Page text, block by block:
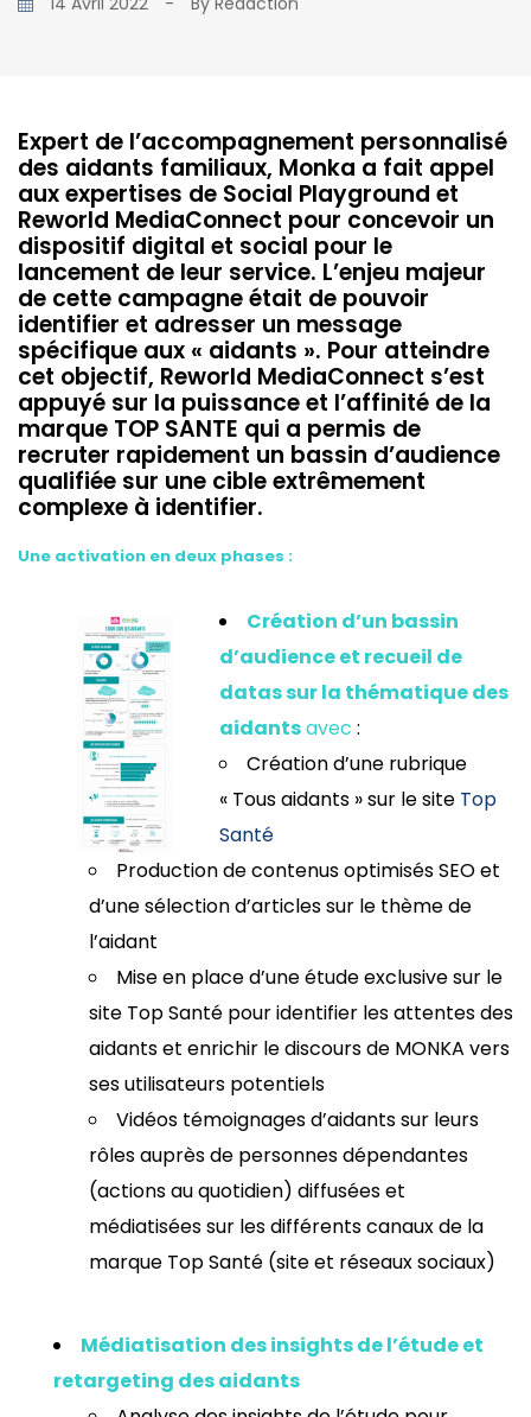
Expert de l’accompagnement personnalisé
des aidants familiaux, Monka a fait appel
aux expertises de Social Playground et
Reworld MediaConnect pour concevoir un
dispositif digital et social pour le
lancement de leur service. L’enjeu majeur
de cette campagne était de pouvoir
identifier et adresser un message
spécifique aux « aidants ». Pour atteindre
cet objectif, Reworld MediaConnect s’est
appuyé sur la puissance et l’affinité de la
marque TOP SANTE qui a permis de
recruter rapidement un bassin d’audience
qualifiée sur une cible extrêmement
complexe à identifier.
Une activation en deux phases :
Création d’un bassin
d’audience et recueil de
datas sur la thématique des
aidantsavec :
Création d’une rubrique
« Tous aidants » sur le site Top
Santé
Production de contenus optimisés SEO et
d’une sélection d’articles sur le thème de
l’aidant
Mise en place d’une étude exclusive sur le
site Top Santé pour identifier les attentes des
aidants et enrichir le discours de MONKA vers
ses utilisateurs potentiels
Vidéos témoignages d’aidants sur leurs
rôles auprès de personnes dépendantes
(actions au quotidien) diffusées et
médiatisées sur les différents canaux de la
marque Top Santé (site et réseaux sociaux)
Médiatisation des insights de l’étude et
retargeting des aidants